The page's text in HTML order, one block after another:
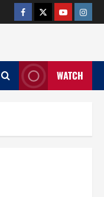
facebooktwitter
WATCH